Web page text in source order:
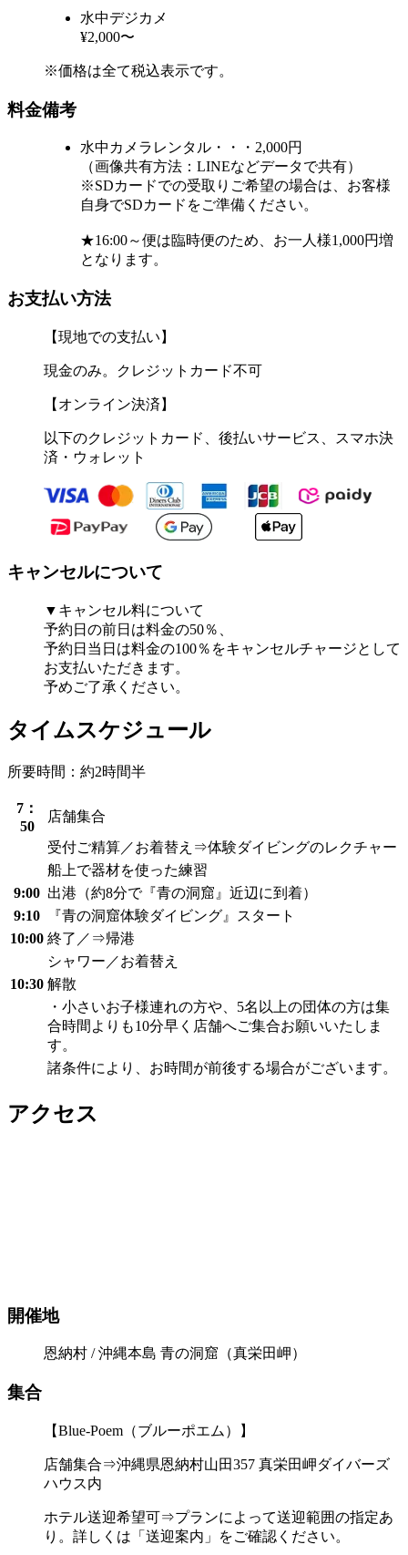
水中デジカメ
¥2,000〜
※価格は全て税込表示です。
料金備考
水中カメラレンタル・・・2,000円
（画像共有方法：LINEなどデータで共有）
※SDカードでの受取りご希望の場合は、お客様
自身でSDカードをご準備ください。
★16:00～便は臨時便のため、お一人様1,000円増
となります。
お支払い方法
【現地での支払い】
現金のみ。クレジットカード不可
【オンライン決済】
以下のクレジットカード、後払いサービス、スマホ決
済・ウォレット
キャンセルについて
▼キャンセル料について
予約日の前日は料金の50％、
予約日当日は料金の100％をキャンセルチャージとして
お支払いただきます。
予めご了承ください。
タイムスケジュール
所要時間：約2時間半
7：
50
店舗集合
受付ご精算／お着替え⇒体験ダイビングのレクチャー
船上で器材を使った練習
9:00 出港（約8分で『青の洞窟』近辺に到着）
9:10
『青の洞窟体験ダイビング』スタート
10:00 終了／⇒帰港
シャワー／お着替え
10:30 解散
・小さいお子様連れの方や、5名以上の団体の方は集
合時間よりも10分早く店舗へご集合お願いいたしま
す。
諸条件により、お時間が前後する場合がございます。
アクセス
開催地
恩納村 / 沖縄本島 青の洞窟（真栄田岬）
集合
【Blue-Poem（ブルーポエム）】
店舗集合⇒沖縄県恩納村山田357 真栄田岬ダイバーズ
ハウス内
ホテル送迎希望可⇒プランによって送迎範囲の指定あ
り。詳しくは「送迎案内」をご確認ください。